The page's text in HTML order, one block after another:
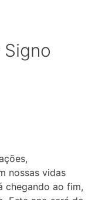
nossas vidas
chegando ao fim,